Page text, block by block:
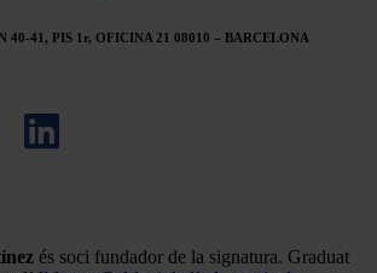
40-41, PIS 1r, OFICINA 21 08010 – BARCELONA
és soci fundador de la signatura. Graduat